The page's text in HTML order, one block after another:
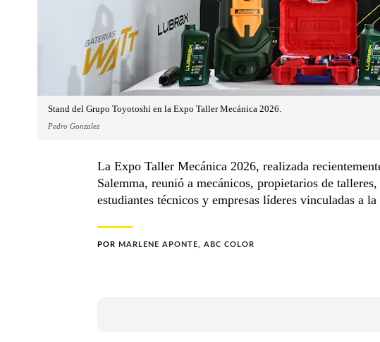
Stand del Grupo Toyotoshi en la Expo Taller Mecánica 2026.
Pedro Gonzalez
La Expo Taller Mecánica 2026, realizada
Salemma, reunió a mecánicos, propietarios de
estudiantes técnicos y empresas líderes vinculadas a
POR MARLENE APONTE, ABC COLOR